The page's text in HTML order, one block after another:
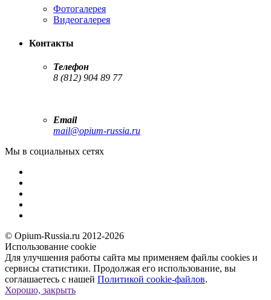
Фотогалерея
Видеогалерея
Контакты
Телефон
8 (812) 904 89 77
Email
mail@opium-russia.ru
Мы в социальных сетях
© Opium-Russia.ru 2012-2026
Использование cookie
Для улучшения работы сайта мы применяем файлы cookies и
сервисы статистики. Продолжая его использование, вы
соглашаетесь с нашей Политикой cookie-файлов.
Хорошо, закрыть